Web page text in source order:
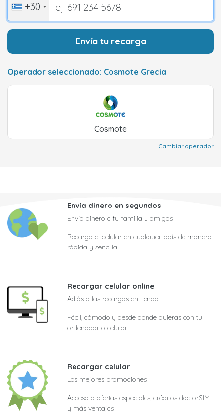
+30
Envía tu recarga
Operador seleccionado: Cosmote Grecia
Cosmote
Cambiar operador
Envía dinero en segundos
Envía dinero a tu familia y amigos
Recarga el celular en cualquier país de manera
rápida y sencilla
Recargar celular online
Adiós a las recargas en tienda
Fácil, cómodo y desde donde quieras con tu
ordenador o celular
Recargar celular
Las mejores promociones
Acceso a ofertas especiales, créditos doctorSIM
y más ventajas